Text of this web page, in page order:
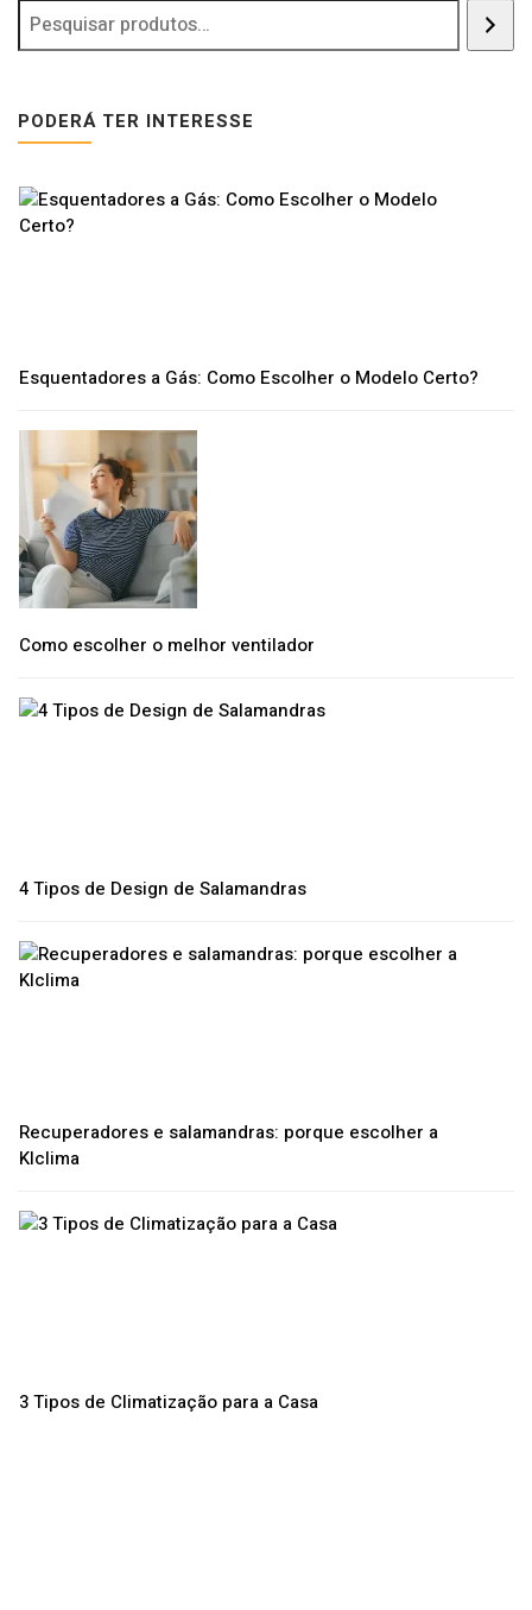
PODERÁ TER INTERESSE
Esquentadores a Gás: Como Escolher o Modelo Certo?
Como escolher o melhor ventilador
4 Tipos de Design de Salamandras
Recuperadores e salamandras: porque escolher a
Klclima
3 Tipos de Climatização para a Casa